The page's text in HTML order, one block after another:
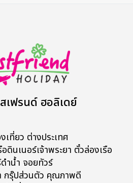
เฟรนด์ ฮอลิเดย์
เที่ยว ต่างประเทศ
ดินเนอร์เจ้าพระยา ตั๋วล่องเรือ
ำน้ำ จอยทัวร์
กรุ๊ปส่วนตัว คุณภาพดี